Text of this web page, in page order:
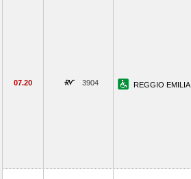
07.20 3904 REGGIO EMILIA